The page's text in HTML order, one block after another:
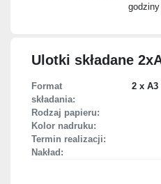
Ulotki składane
Format
składania:
2 x A3
Rodzaj papieru:
Kolor nadruku:
Termin realizacji:
Nakład: